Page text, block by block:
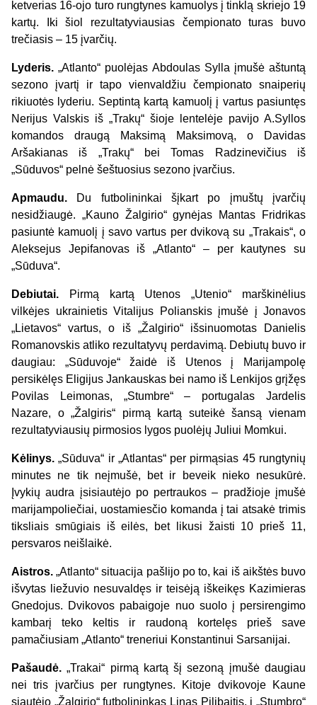
ketverias 16-ojo turo rungtynes kamuolys į tinklą skriejo 19
kartų. Iki šiol rezultatyviausias čempionato turas buvo
trečiasis – 15 įvarčių.
Lyderis. „Atlanto“ puolėjas Abdoulas Sylla įmušė aštuntą
sezono įvartį ir tapo vienvaldžiu čempionato snaiperių
rikiuotės lyderiu. Septintą kartą kamuolį į vartus pasiuntęs
Nerijus Valskis iš „Trakų“ šioje lentelėje pavijo A.Syllos
komandos draugą Maksimą Maksimovą, o Davidas
Aršakianas iš „Trakų“ bei Tomas Radzinevičius iš
„Sūduvos“ pelnė šeštuosius sezono įvarčius.
Apmaudu. Du futbolininkai šįkart po įmuštų įvarčių
nesidžiaugė. „Kauno Žalgirio“ gynėjas Mantas Fridrikas
pasiuntė kamuolį į savo vartus per dvikovą su „Trakais“, o
Aleksejus Jepifanovas iš „Atlanto“ – per kautynes su
„Sūduva“.
Debiutai. Pirmą kartą Utenos „Utenio“ marškinėlius
vilkėjes ukrainietis Vitalijus Polianskis įmušė į Jonavos
„Lietavos“ vartus, o iš „Žalgirio“ išsinuomotas Danielis
Romanovskis atliko rezultatyvų perdavimą. Debiutų buvo ir
daugiau: „Sūduvoje“ žaidė iš Utenos į Marijampolę
persikėlęs Eligijus Jankauskas bei namo iš Lenkijos grįžęs
Povilas Leimonas, „Stumbre“ – portugalas Jardelis
Nazare, o „Žalgiris“ pirmą kartą suteikė šansą vienam
rezultatyviausių pirmosios lygos puolėjų Juliui Momkui.
Kėlinys.„Sūduva“ ir „Atlantas“ per pirmąsias 45 rungtynių
minutes ne tik neįmušė, bet ir beveik nieko nesukūrė.
Įvykių audra įsisiautėjo po pertraukos – pradžioje įmušė
marijampoliečiai, uostamiesčio komanda į tai atsakė trimis
tiksliais smūgiais iš eilės, bet likusi žaisti 10 prieš 11,
persvaros neišlaikė.
Aistros. „Atlanto“ situacija pašlijo po to, kai iš aikštės buvo
išvytas liežuvio nesuvaldęs ir teisėją iškeikęs Kazimieras
Gnedojus. Dvikovos pabaigoje nuo suolo į persirengimo
kambarį teko keltis ir raudoną kortelęs prieš save
pamačiusiam „Atlanto“ treneriui Konstantinui Sarsanijai.
Pašaudė. „Trakai“ pirmą kartą šį sezoną įmušė daugiau
nei tris įvarčius per rungtynes. Kitoje dvikovoje Kaune
siautėjo „Žalgirio“ futbolininkas Linas Pilibaitis, į „Stumbro“